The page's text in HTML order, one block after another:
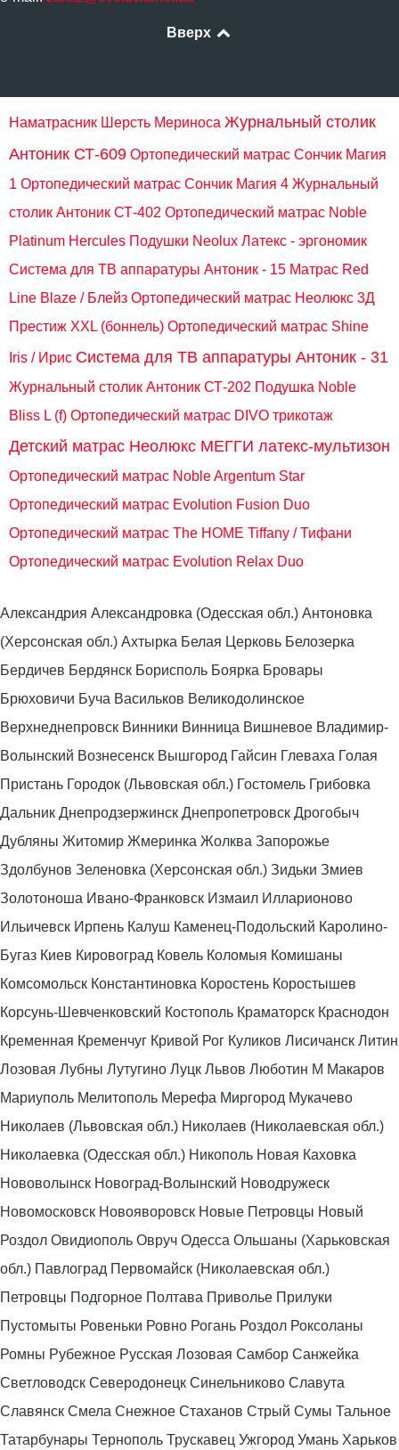
Вверх
Наматрасник Шерсть Мериноса Журнальный столик
Антоник СТ-609 Ортопедический матрас Сончик Магия
1 Ортопедический матрас Сончик Магия 4 Журнальный
столик Антоник СТ-402 Ортопедический матрас Noble
Platinum Hercules Подушки Neolux Латекс - эргономик
Система для ТВ аппаратуры Антоник - 15 Матрас Red
Line Blaze / Блейз Ортопедический матрас Неолюкс 3Д
Преcтиж XXL (боннель) Ортопедический матрас Shine
Iris / Ирис Система для ТВ аппаратуры Антоник - 31
Журнальный столик Антоник СТ-202 Подушка Noble
Bliss L (f) Ортопедический матрас DIVO трикотаж
Детский матрас Неолюкс МЕГГИ латекс-мультизон
Ортопедический матрас Noble Argentum Star
Ортопедический матрас Evolution Fusion Duo
Ортопедический матрас The HOME Tiffany / Тифани
Ортопедический матрас Evolution Relax Duo
Александрия Александровка (Одесская обл.) Антоновка
(Херсонская обл.) Ахтырка Белая Церковь Белозерка
Бердичев Бердянск Борисполь Боярка Бровары
Брюховичи Буча Васильков Великодолинское
Верхнеднепровск Винники Винница Вишневое Владимир-
Волынский Вознесенск Вышгород Гайсин Глеваха Голая
Пристань Городок (Львовская обл.) Гостомель Грибовка
Дальник Днепродзержинск Днепропетровск Дрогобыч
Дубляны Житомир Жмеринка Жолква Запорожье
Здолбунов Зеленовка (Херсонская обл.) Зидьки Змиев
Золотоноша Ивано-Франковск Измаил Илларионово
Ильичевск Ирпень Калуш Каменец-Подольский Каролино-
Бугаз Киев Кировоград Ковель Коломыя Комишаны
Комсомольск Константиновка Коростень Коростышев
Корсунь-Шевченковский Костополь Краматорск Краснодон
Кременная Кременчуг Кривой Рог Куликов Лисичанск Литин
Лозовая Лубны Лутугино Луцк Львов Люботин М Макаров
Мариуполь Мелитополь Мерефа Миргород Мукачево
Николаев (Львовская обл.) Николаев (Николаевская обл.)
Николаевка (Одесская обл.) Никополь Новая Каховка
Нововолынск Новоград-Волынский Новодружеск
Новомосковск Новояворовск Новые Петровцы Новый
Роздол Овидиополь Овруч Одесса Ольшаны (Харьковская
обл.) Павлоград Первомайск (Николаевская обл.)
Петровцы Подгорное Полтава Приволье Прилуки
Пустомыты Ровеньки Ровно Рогань Роздол Роксоланы
Ромны Рубежное Русская Лозовая Самбор Санжейка
Светловодск Северодонецк Синельниково Славута
Славянск Смела Снежное Стаханов Стрый Сумы Тальное
Татарбунары Тернополь Трускавец Ужгород Умань Харьков